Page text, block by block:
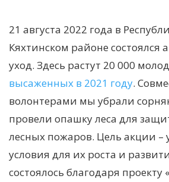
21 августа 2022 года в
Кяхтинском районе состоялся
уход. Здесь растут 20 000
высаженных в 2021 году.
волонтерами мы убрали
провели опашку леса для
лесных пожаров. Цель акции –
условия для их роста и
состоялось благодаря проекту